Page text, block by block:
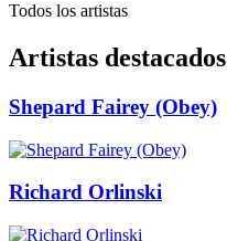
Todos los artistas
Artistas destacados
Shepard Fairey (Obey)
Richard Orlinski